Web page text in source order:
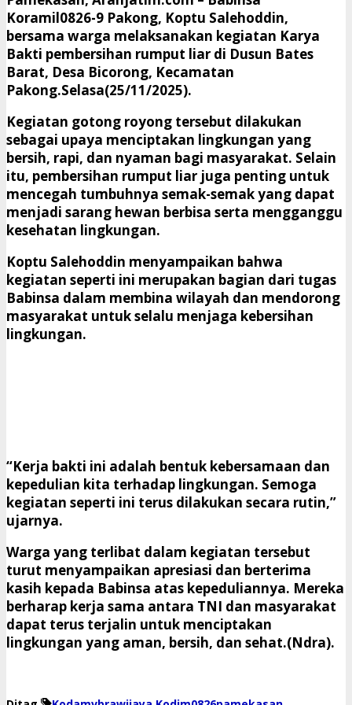
Koramil0826-9 Pakong, Koptu Salehoddin,
bersama warga melaksanakan kegiatan Karya
Bakti pembersihan rumput liar di Dusun Bates
Barat, Desa Bicorong, Kecamatan
Pakong.Selasa(25/11/2025).
Kegiatan gotong royong tersebut dilakukan
sebagai upaya menciptakan lingkungan yang
bersih, rapi, dan nyaman bagi masyarakat. Selain
itu, pembersihan rumput liar juga penting untuk
mencegah tumbuhnya semak-semak yang dapat
menjadi sarang hewan berbisa serta mengganggu
kesehatan lingkungan.
Koptu Salehoddin menyampaikan bahwa
kegiatan seperti ini merupakan bagian dari tugas
Babinsa dalam membina wilayah dan mendorong
masyarakat untuk selalu menjaga kebersihan
lingkungan.
“Kerja bakti ini adalah bentuk kebersamaan dan
kepedulian kita terhadap lingkungan. Semoga
kegiatan seperti ini terus dilakukan secara rutin,”
ujarnya.
Warga yang terlibat dalam kegiatan tersebut
turut menyampaikan apresiasi dan berterima
kasih kepada Babinsa atas kepeduliannya. Mereka
berharap kerja sama antara TNI dan masyarakat
dapat terus terjalin untuk menciptakan
lingkungan yang aman, bersih, dan sehat.(Ndra).